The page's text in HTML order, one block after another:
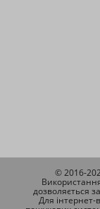
© 2016-
дозволяється
Для